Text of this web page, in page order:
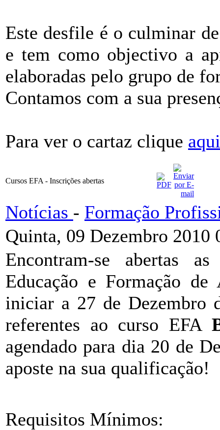
Este desfile é o culminar
e tem como objectivo a
elaboradas pelo grupo de
Contamos com a sua
Para ver o cartaz clique aqui
Cursos EFA - Inscrições abertas
Notícias - Formação
Quinta, 09 Dezembro 2010
Encontram-se abertas
Educação e Formação
iniciar a 27 de Dezembro
referentes ao curso EFA
agendado para dia 20 de
aposte na sua qualificação!
Requisitos Mínimos: